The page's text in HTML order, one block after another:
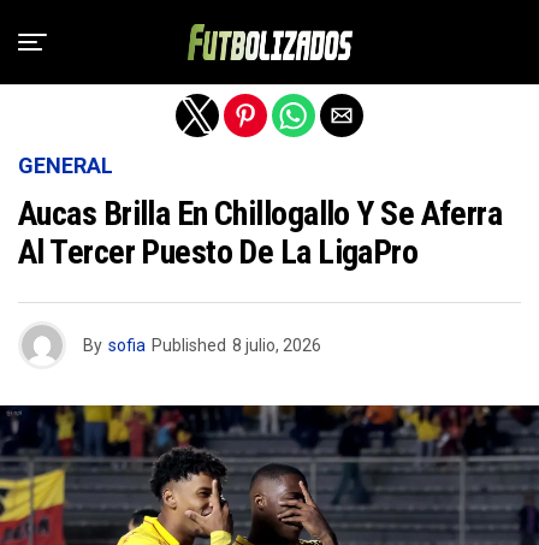
GENERAL
Aucas Brilla En Chillogallo Y Se Aferra
Al Tercer Puesto De La LigaPro
By sofia Published 8 julio, 2026
Salir de la versión móvil